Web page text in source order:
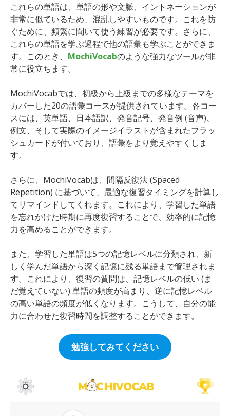
これらの単語は、単語の形や文脈、イントネーションが
非常に似ているため、混乱しやすいものです。これを防
ぐために、頻繁に聞いて使う練習が必要です。さらに、
これらの単語を学ぶ過程で他の語彙も学ぶことができま
す。このとき、 MochiVocabのような強力なツールが非
常に役立ちます。
MochiVocabでは、初級から上級までの多様なテーマを
カバーした20の語彙コースが提供されています。各コー
スには、英単語、日本語訳、発音記号、発音例 (音声)、
例文、そして実際のイメージイラストが含まれたフラッ
シュカードが付いており、語彙をより覚えやすくしま
す。
さらに、MochiVocabは、間隔反復法 (Spaced
Repetition) に基づいて、最適な復習タイミングを計算し
てリマインドしてくれます。これにより、学習した単語
を忘れかけた時期に再度復習することで、効率的に記憶
力を高めることができます。
また、学習した単語は5つの記憶レベルに分類され、新
しく学んだ単語から深く記憶に残る単語まで管理されま
す。これにより、復習の質問は、記憶レベルの低い (ま
だ覚えていない) 単語の頻度が高まり、逆に記憶レベル
の高い単語の頻度が低くなります。こうして、自分の能
力に合わせた復習時間を調整することができます。
勉強してみてください